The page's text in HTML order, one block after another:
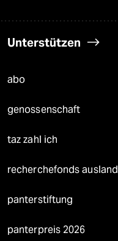
Unterstützen
abo
genossenschaft
taz zahl ich
recherchefonds ausland
panterstiftung
panterpreis 2026